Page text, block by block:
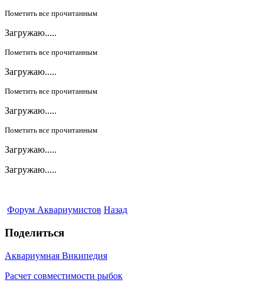
Пометить все прочитанным
Загружаю.....
Пометить все прочитанным
Загружаю.....
Пометить все прочитанным
Загружаю.....
Пометить все прочитанным
Загружаю.....
Загружаю.....
Форум Аквариумистов Назад
Поделиться
Аквариумная Википедия
Расчет совместимости рыбок